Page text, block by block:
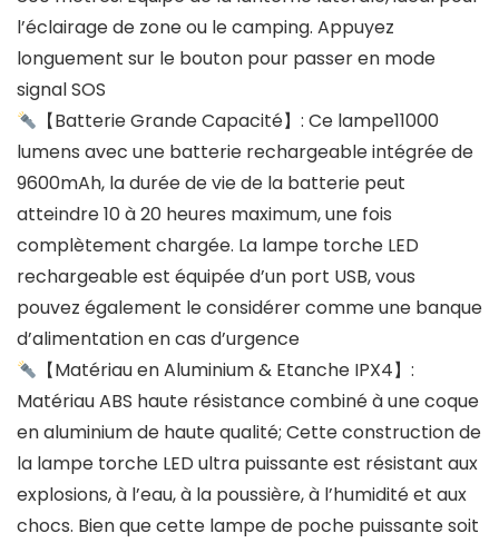
l’éclairage de zone ou le camping. Appuyez
longuement sur le bouton pour passer en mode
signal SOS
【Batterie Grande Capacité】: Ce lampe11000
lumens avec une batterie rechargeable intégrée de
9600mAh, la durée de vie de la batterie peut
atteindre 10 à 20 heures maximum, une fois
complètement chargée. La lampe torche LED
rechargeable est équipée d’un port USB, vous
pouvez également le considérer comme une banque
d’alimentation en cas d’urgence
【Matériau en Aluminium & Etanche IPX4】:
Matériau ABS haute résistance combiné à une coque
en aluminium de haute qualité; Cette construction de
la lampe torche LED ultra puissante est résistant aux
explosions, à l’eau, à la poussière, à l’humidité et aux
chocs. Bien que cette lampe de poche puissante soit